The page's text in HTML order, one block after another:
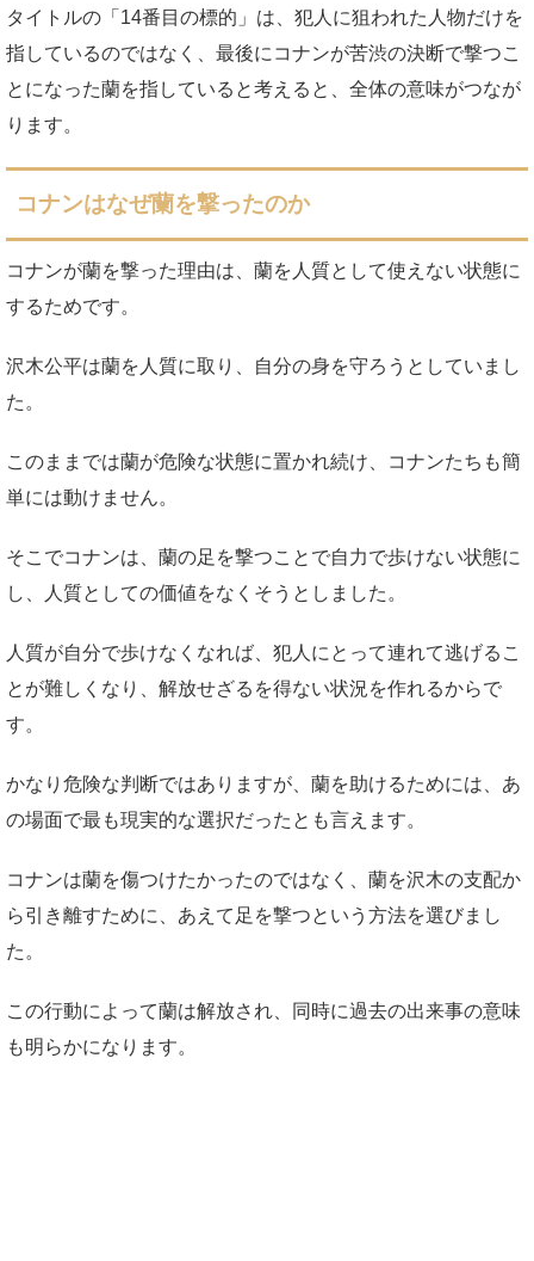
タイトルの「14番目の標的」は、犯人に狙われた人物だけを
指しているのではなく、最後にコナンが苦渋の決断で撃つこ
とになった蘭を指していると考えると、全体の意味がつなが
ります。
コナンはなぜ蘭を撃ったのか
コナンが蘭を撃った理由は、蘭を人質として使えない状態に
するためです。
沢木公平は蘭を人質に取り、自分の身を守ろうとしていまし
た。
このままでは蘭が危険な状態に置かれ続け、コナンたちも簡
単には動けません。
そこでコナンは、蘭の足を撃つことで自力で歩けない状態に
し、人質としての価値をなくそうとしました。
人質が自分で歩けなくなれば、犯人にとって連れて逃げるこ
とが難しくなり、解放せざるを得ない状況を作れるからで
す。
かなり危険な判断ではありますが、蘭を助けるためには、あ
の場面で最も現実的な選択だったとも言えます。
コナンは蘭を傷つけたかったのではなく、蘭を沢木の支配か
ら引き離すために、あえて足を撃つという方法を選びまし
た。
この行動によって蘭は解放され、同時に過去の出来事の意味
も明らかになります。